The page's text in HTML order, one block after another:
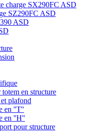
charge SX290FC ASD
SZ290FC ASD
ASD
en structure
plafond
en ''T''
en ''H''
pour structure